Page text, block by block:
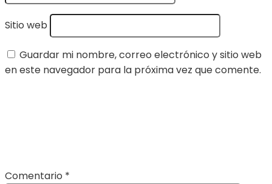
Sitio web
Guardar mi nombre, correo electrónico y sitio web
en este navegador para la próxima vez que comente.
Comentario *